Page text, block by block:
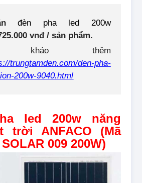
đèn pha led 200w
vnđ / sản phẩm.
khảo thêm
trungtamden.com/den-pha-
200w-9040.html
led 200w năng
trời ANFACO (Mã
009 200W)